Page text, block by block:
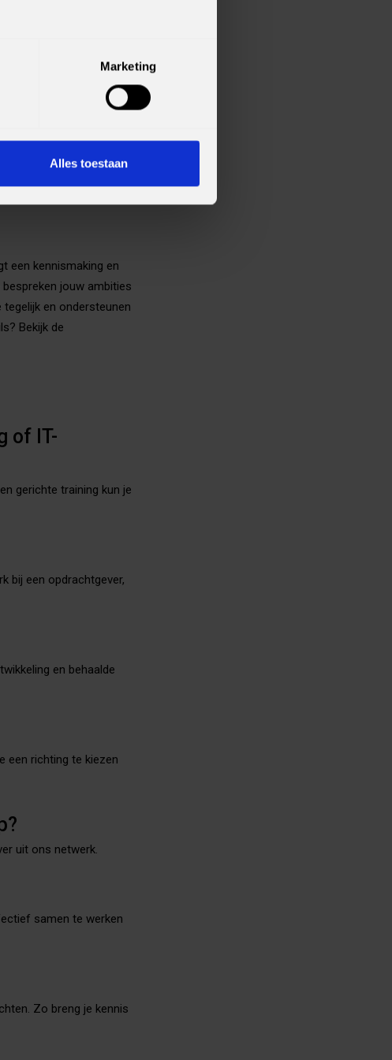
Marketing
Alles toestaan
twee keer
40 uur per week.
de Nederlandse
een kennismaking en
jouw ambities
en ondersteunen
Bekijk de
of IT-
gerichte training kun je
bij een opdrachtgever,
en behaalde
een richting te kiezen
uit ons netwerk.
samen te werken
Zo breng je kennis